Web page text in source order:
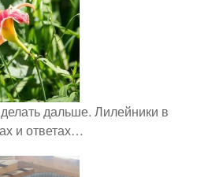
дальше. Лилейники в
и ответах…